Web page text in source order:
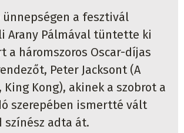
a fesztivál
Arany Pálmával tüntette ki
a háromszoros Oscar-díjas
Peter Jacksont (A
King Kong), akinek a szobrot a
szerepében ismertté vált
színész adta át.